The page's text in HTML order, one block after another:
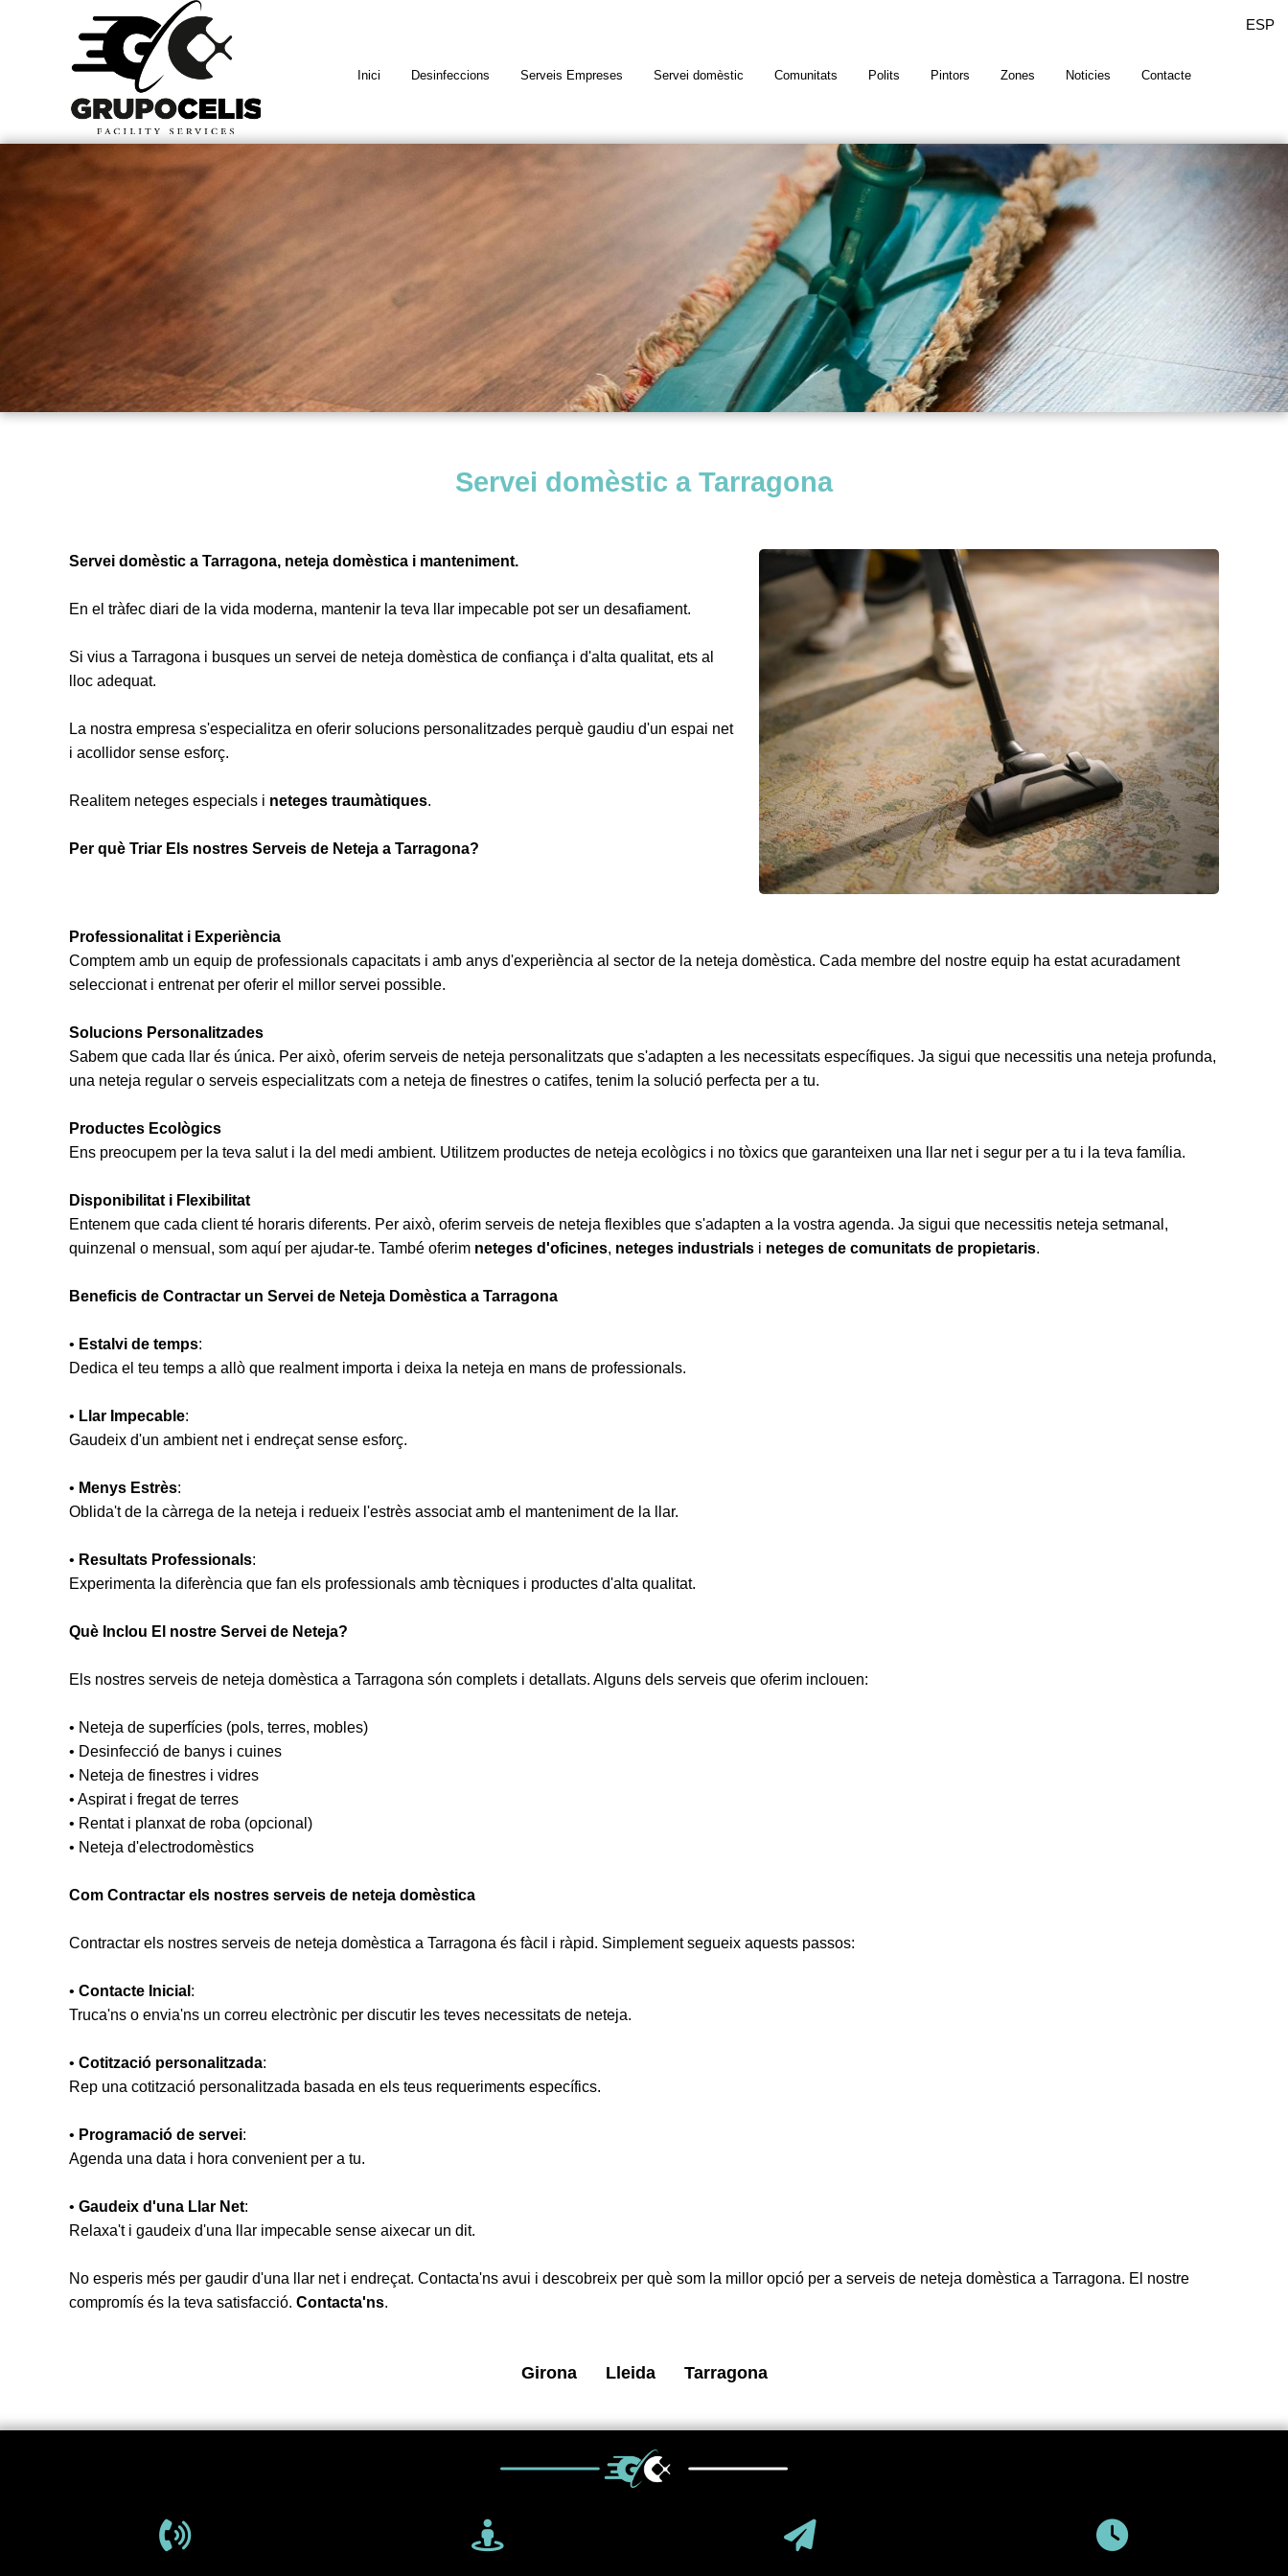
ESP
Inici Desinfeccions Serveis Empreses Servei domèstic Comunitats Polits Pintors Zones Noticies Contacte
Servei domèstic a Tarragona
Servei domèstic a Tarragona, neteja domèstica i manteniment.
En el tràfec diari de la vida moderna, mantenir la teva llar impecable pot ser un desafiament.
Si vius a Tarragona i busques un servei de neteja domèstica de confiança i d'alta qualitat, ets al
lloc adequat.
La nostra empresa s'especialitza en oferir solucions personalitzades perquè gaudiu d'un espai net
i acollidor sense esforç.
Realitem neteges especials i neteges traumàtiques.
Per què Triar Els nostres Serveis de Neteja a Tarragona?
Professionalitat i Experiència
Comptem amb un equip de professionals capacitats i amb anys d'experiència al sector de la neteja domèstica. Cada membre del nostre equip ha estat acuradament
seleccionat i entrenat per oferir el millor servei possible.
Solucions Personalitzades
Sabem que cada llar és única. Per això, oferim serveis de neteja personalitzats que s'adapten a les necessitats específiques. Ja sigui que necessitis una neteja profunda,
una neteja regular o serveis especialitzats com a neteja de finestres o catifes, tenim la solució perfecta per a tu.
Productes Ecològics
Ens preocupem per la teva salut i la del medi ambient. Utilitzem productes de neteja ecològics i no tòxics que garanteixen una llar net i segur per a tu i la teva família.
Disponibilitat i Flexibilitat
Entenem que cada client té horaris diferents. Per això, oferim serveis de neteja flexibles que s'adapten a la vostra agenda. Ja sigui que necessitis neteja setmanal,
quinzenal o mensual, som aquí per ajudar-te. També oferim neteges d'oficines, neteges industrials i neteges de comunitats de propietaris.
Beneficis de Contractar un Servei de Neteja Domèstica a Tarragona
• Estalvi de temps:
Dedica el teu temps a allò que realment importa i deixa la neteja en mans de professionals.
• Llar Impecable:
Gaudeix d'un ambient net i endreçat sense esforç.
• Menys Estrès:
Oblida't de la càrrega de la neteja i redueix l'estrès associat amb el manteniment de la llar.
• Resultats Professionals:
Experimenta la diferència que fan els professionals amb tècniques i productes d'alta qualitat.
Què Inclou El nostre Servei de Neteja?
Els nostres serveis de neteja domèstica a Tarragona són complets i detallats. Alguns dels serveis que oferim inclouen:
• Neteja de superfícies (pols, terres, mobles)
• Desinfecció de banys i cuines
• Neteja de finestres i vidres
• Aspirat i fregat de terres
• Rentat i planxat de roba (opcional)
• Neteja d'electrodomèstics
Com Contractar els nostres serveis de neteja domèstica
Contractar els nostres serveis de neteja domèstica a Tarragona és fàcil i ràpid. Simplement segueix aquests passos:
• Contacte Inicial :
Truca'ns o envia'ns un correu electrònic per discutir les teves necessitats de neteja.
• Cotització personalitzada:
Rep una cotització personalitzada basada en els teus requeriments específics.
• Programació de servei:
Agenda una data i hora convenient per a tu.
• Gaudeix d'una Llar Net:
Relaxa't i gaudeix d'una llar impecable sense aixecar un dit.
No esperis més per gaudir d'una llar net i endreçat. Contacta'ns avui i descobreix per què som la millor opció per a serveis de neteja domèstica a Tarragona. El nostre
compromís és la teva satisfacció. Contacta'ns.
Girona Lleida Tarragona